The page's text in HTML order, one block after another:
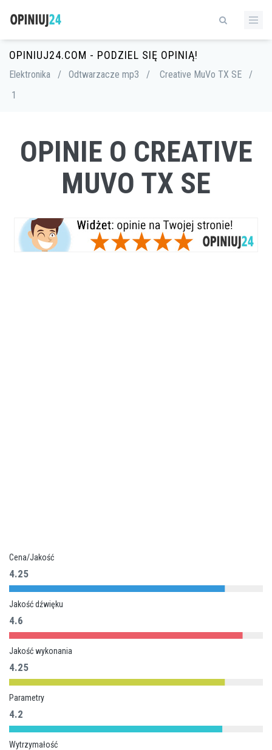
OPINIUJ24.COM - PODZIEL SIĘ OPINIĄ!
Elektronika / Odtwarzacze mp3 / Creative MuVo TX SE
/
1
OPINIE O CREATIVE
MUVO TX SE
Cena/Jakość
4.25
Jakość dźwięku
4.6
Jakość wykonania
4.25
Parametry
4.2
Wytrzymałość